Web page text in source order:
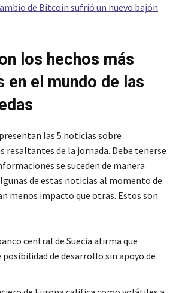
de Bitcoin sufrió un nuevo bajón
los hechos más
en el mundo de las
las 5 noticias sobre
resaltantes de la jornada. Debe tenerse
se suceden de manera
de estas noticias al momento de
menos impacto que otras. Estos son
central de Suecia afirma que
de desarrollo sin apoyo de